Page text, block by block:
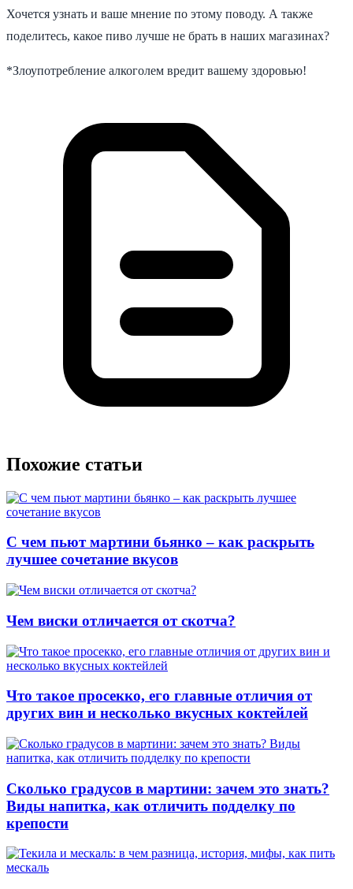
Хочется узнать и ваше мнение по этому поводу. А также
поделитесь, какое пиво лучше не брать в наших магазинах?
*Злоупотребление алкоголем вредит вашему здоровью!
Похожие статьи
С чем пьют мартини бьянко – как раскрыть
лучшее сочетание вкусов
Чем виски отличается от скотча?
Что такое просекко, его главные отличия от
других вин и несколько вкусных коктейлей
Сколько градусов в мартини: зачем это знать?
Виды напитка, как отличить подделку по
крепости